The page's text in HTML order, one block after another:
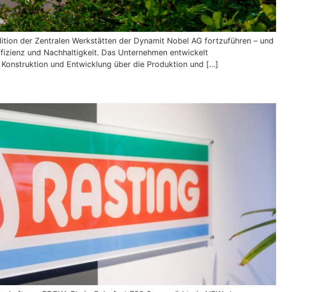
der Zentralen Werkstätten der Dynamit Nobel AG fortzuführen – und
und Nachhaltigkeit. Das Unternehmen entwickelt
und Entwicklung über die Produktion und […]